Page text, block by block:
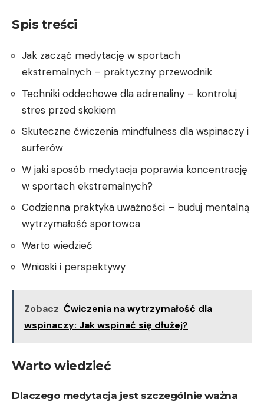
Spis treści
Jak zacząć medytację ​w ‌sportach
ekstremalnych⁣ –⁢ praktyczny ‌przewodnik
Techniki ⁤oddechowe dla adrenaliny ⁢– kontroluj
stres przed skokiem
Skuteczne ćwiczenia⁢ mindfulness dla wspinaczy i‌
surferów
W ⁣jaki sposób medytacja poprawia koncentrację
w ‍sportach ekstremalnych?
Codzienna‌ praktyka⁢ uważności –⁢ buduj mentalną
wytrzymałość sportowca
Warto wiedzieć
Wnioski‌ i ‍perspektywy
Zobacz Ćwiczenia na wytrzymałość dla
wspinaczy: Jak wspinać się dłużej?
Warto‌ wiedzieć
Dlaczego medytacja jest szczególnie⁤ ważna